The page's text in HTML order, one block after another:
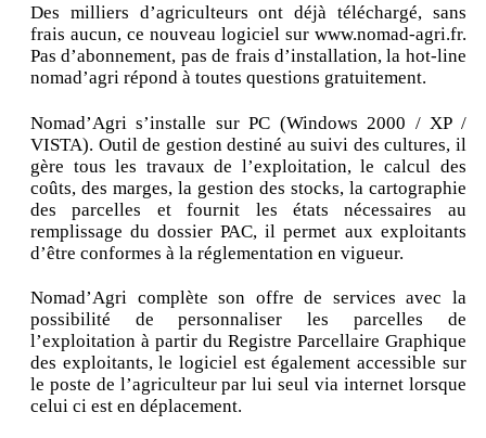
Des milliers d’agriculteurs ont déjà téléchargé, sans
frais aucun, ce nouveau logiciel sur www.nomad-agri.fr.
Pas d’abonnement, pas de frais d’installation, la hot-line
nomad’agri répond à toutes questions gratuitement.
Nomad’Agri s’installe sur PC (Windows 2000 / XP /
VISTA). Outil de gestion destiné au suivi des cultures, il
gère tous les travaux de l’exploitation, le calcul des
coûts, des marges, la gestion des stocks, la cartographie
des parcelles et fournit les états nécessaires au
remplissage du dossier PAC, il permet aux exploitants
d’être conformes à la réglementation en vigueur.
Nomad’Agri complète son offre de services avec la
possibilité de personnaliser les parcelles de
l’exploitation à partir du Registre Parcellaire Graphique
des exploitants, le logiciel est également accessible sur
le poste de l’agriculteur par lui seul via internet lorsque
celui ci est en déplacement.